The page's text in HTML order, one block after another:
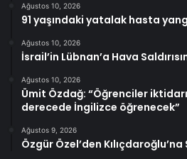
Ağustos 10, 2026
91 yaşındaki yatalak hasta
Ağustos 10, 2026
İsrail’in Lübnan’a Hava
Ağustos 10, 2026
Ümit Özdağ: “Öğrenciler
derecede İngilizce öğrenecek”
Ağustos 9, 2026
Özgür Özel’den Kılıçdaroğlu’na